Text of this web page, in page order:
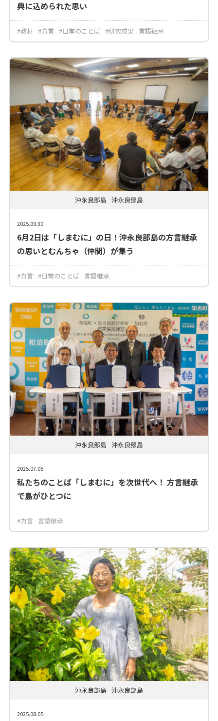
典に込められた思い
#教材 #方言 #日常のことば #研究成果 言語継承
沖永良部島 沖永良部島
2025.09.30
6月2日は「しまむに」の日！沖永良部島の方言継承
の思いとむんちゃ（仲間）が集う
#方言 #日常のことば 言語継承
沖永良部島 沖永良部島
2025.07.05
私たちのことば「しまむに」を次世代へ！ 方言継承
で島がひとつに
#方言 言語継承
沖永良部島 沖永良部島
2025.08.05